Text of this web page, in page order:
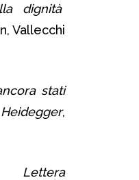
dignità
Vallecchi
stati
,
Lettera